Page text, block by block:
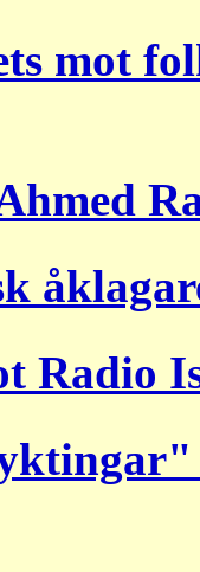
mot
Radio